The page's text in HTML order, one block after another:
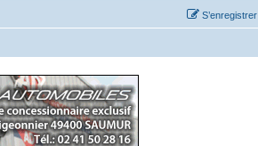
S’enregistrer